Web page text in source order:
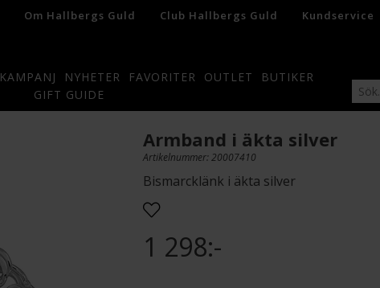
Om Hallbergs Guld Club Hallbergs Guld Kundservice
KAMPANJ NYHETER FAVORITER OUTLET
BUTIKER
GIFT GUIDE
Armband i äkta silver
Artikelnummer: 20007410
Bismarcklänk i äkta silver
1 298:-